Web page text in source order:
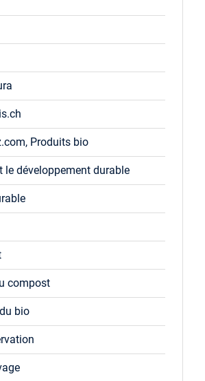
Produits bio
le développement durable
compost
bio